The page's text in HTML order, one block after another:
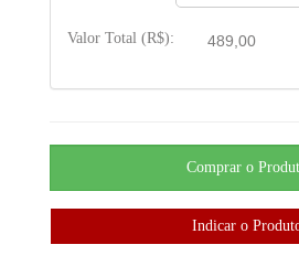
Valor Total (R$): 489,00